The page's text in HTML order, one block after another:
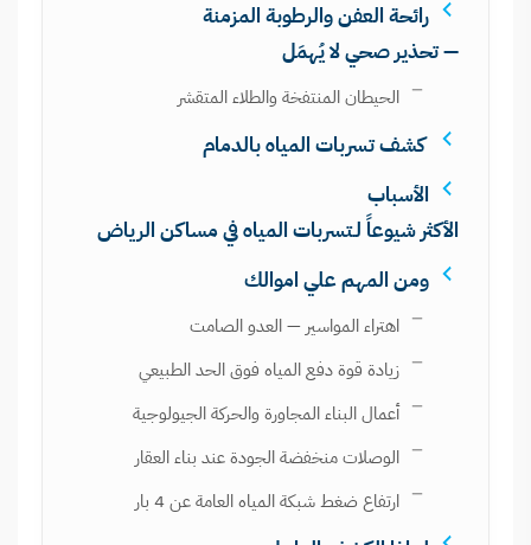
رائحة العفن والرطوبة المزمنة
— تحذير صحي لا يُهمَل
الحيطان المنتفخة والطلاء المتقشر
كشف تسربات المياه بالدمام
الأسباب
الأكثر شيوعاً لـتسربات المياه في مساكن الرياض
ومن المهم علي اموالك
اهتراء المواسير — العدو الصامت
زيادة قوة دفع المياه فوق الحد الطبيعي
أعمال البناء المجاورة والحركة الجيولوجية
الوصلات منخفضة الجودة عند بناء العقار
ارتفاع ضغط شبكة المياه العامة عن 4 بار